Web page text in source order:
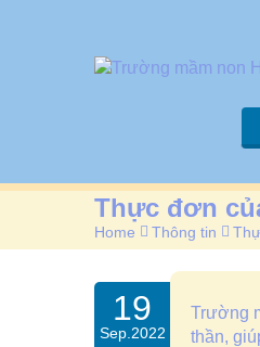
Thực đơn
Home > Thông tin >
19
Sep.2022
Trường
thần,